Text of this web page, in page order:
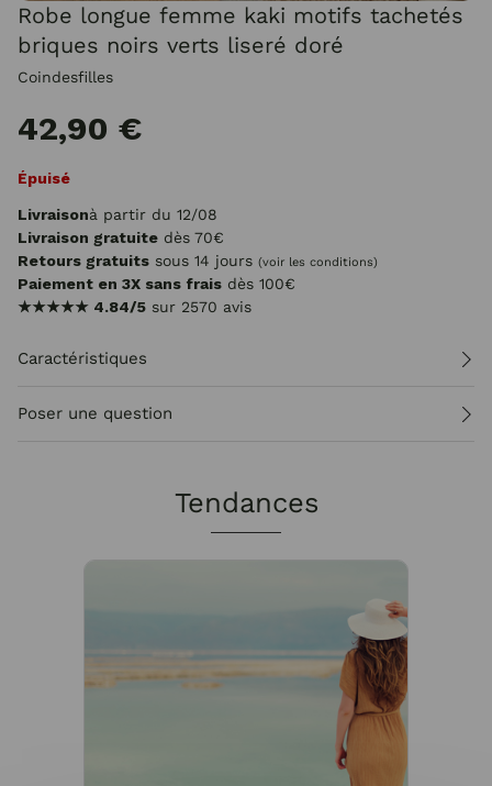
Robe longue femme kaki motifs tachetés
briques noirs verts liseré doré
Coindesfilles
42,90 €
Épuisé
Livraisonà partir du 12/08
Livraison gratuite dès 70€
Retours gratuits sous 14 jours (voir les conditions)
Paiement en 3X sans frais dès 100€
★★★★★ 4.84/5 sur 2570 avis
Caractéristiques
Poser une question
Tendances